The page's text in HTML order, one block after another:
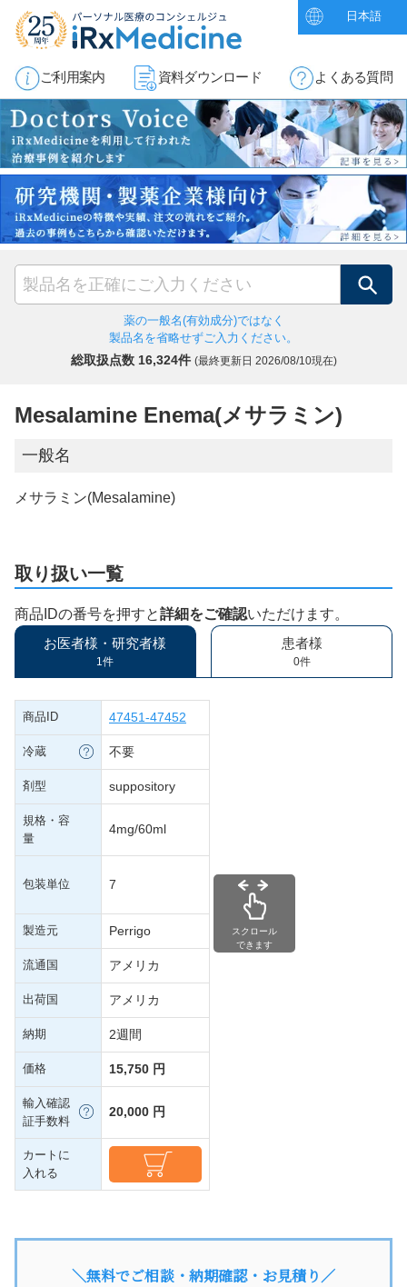
日本語
ご利用案内 資料ダウンロード よくある質問
検索
薬の一般名(有効成分)ではなく
製品名を省略せずご入力ください。
総取扱点数 16,324件 (最終更新日 2026/08/10現在)
Mesalamine Enema(メサラミン)
一般名
メサラミン(Mesalamine)
取り扱い一覧
商品IDの番号を押すと詳細をご確認いただけます。
お医者様・研究者様
1件
患者様
0件
商品ID 47451-47452
冷蔵 不要
剤型 suppository
規格・容
量
4mg/60ml
包装単位 7
製造元 Perrigo
流通国 アメリカ
出荷国 アメリカ
納期 2週間
価格 15,750 円
輸入確認
証手数料
20,000 円
カートに
入れる
スクロール
できます
＼無料でご相談・納期確認・お見積り／